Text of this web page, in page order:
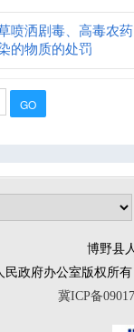
喷洒剧毒、高毒农
的物质的处罚